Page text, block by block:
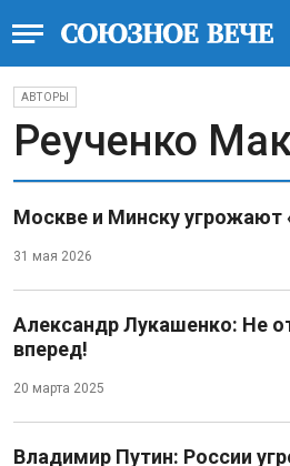
АВТОРЫ
Реученко
Москве и Минску угрожают
31 мая 2026
Александр Лукашенко: Не
вперед!
20 марта 2025
Владимир Путин: России